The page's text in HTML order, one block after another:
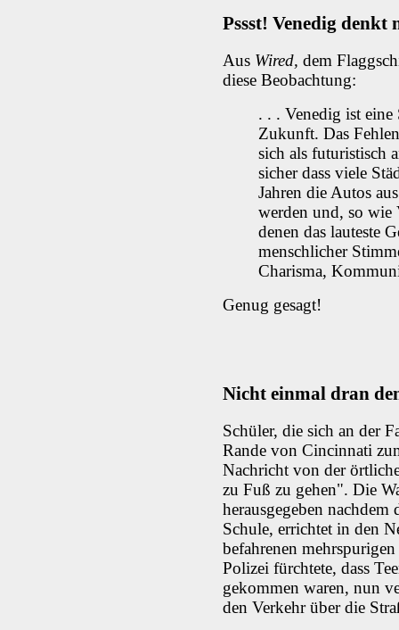
Pssst! Venedig denkt
Aus Wired, dem
diese Beobachtung:
. . . Venedig ist eine
Zukunft. Das
sich als futuristisch
sicher dass viele
Jahren die Autos
werden und, so wie
denen das lauteste
menschlicher
Charisma,
Genug gesagt!
Nicht einmal dran
Schüler, die sich an der
Rande von Cincinnati
Nachricht von der
zu Fuß zu gehen". Die
herausgegeben
Schule, errichtet in den
befahrenen
Polizei fürchtete, dass
gekommen waren, nun
den Verkehr über die